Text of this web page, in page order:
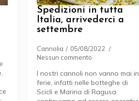
Spedizioni in tutta
Italia, arrivederci a
settembre
Cannolia
05/08/2022
Nessun commento
I nostri cannoli non vanno mai in
ferie, infatti nelle botteghe di
Scicli e Marina di Ragusa